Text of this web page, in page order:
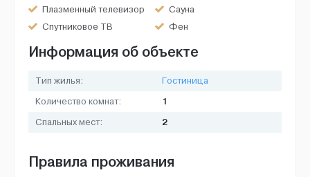
Плазменный телевизор
Сауна
Спутниковое ТВ
Фен
Информация об объекте
Тип жилья:
Гостиница
Количество комнат:
1
Спальных мест: 2
Правила проживания